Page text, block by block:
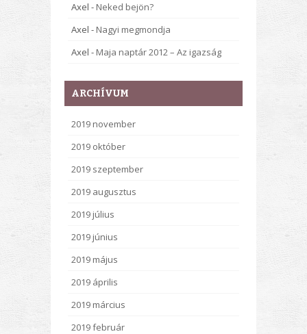
Axel - Neked bejön?
Axel - Nagyi megmondja
Axel - Maja naptár 2012 – Az igazság
ARCHÍVUM
2019 november
2019 október
2019 szeptember
2019 augusztus
2019 július
2019 június
2019 május
2019 április
2019 március
2019 február